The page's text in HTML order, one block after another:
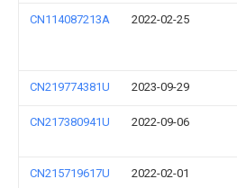
CN114087213A 2022-02-25
CN219774381U 2023-09-29
CN217380941U 2022-09-06
CN215719617U 2022-02-01